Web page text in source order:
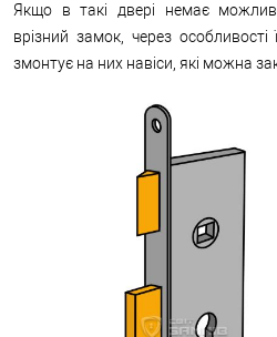
Якщо в такі двері немає
врізний замок, через особливості
змонтує на них навіси, які можна